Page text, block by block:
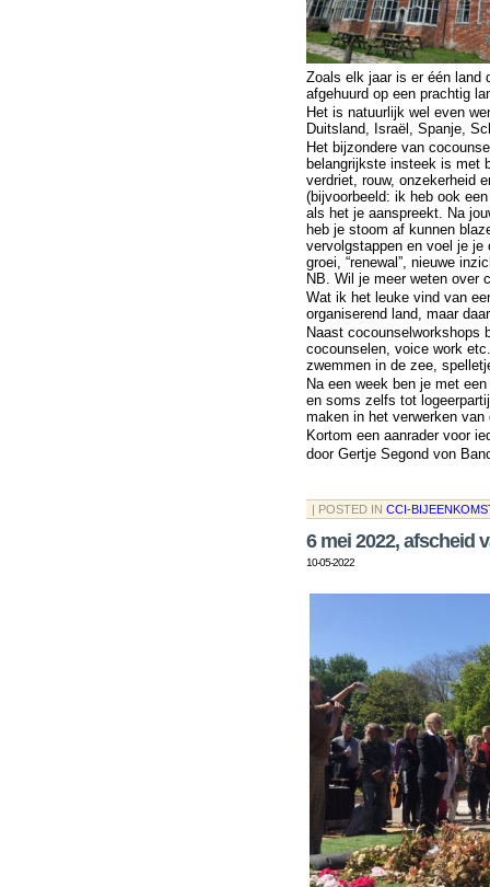
Zoals elk jaar is er één land
afgehuurd op een prachtig
Het is natuurlijk wel even
Duitsland, Israël, Spanje,
Het bijzondere van
belangrijkste insteek is met
verdriet, rouw, onzekerheid
(bijvoorbeeld: ik heb ook
als het je aanspreekt. Na
heb je stoom af kunnen
vervolgstappen en voel je
groei, “renewal”, nieuwe
NB. Wil je meer weten over
Wat ik het leuke vind van
organiserend land, maar
Naast cocounselworkshops
cocounselen, voice work
zwemmen in de zee,
Na een week ben je met
en soms zelfs tot
maken in het verwerken
Kortom een aanrader voor
door Gertje Segond von
| POSTED IN CCI-
6 mei 2022, afscheid
10-05-2022